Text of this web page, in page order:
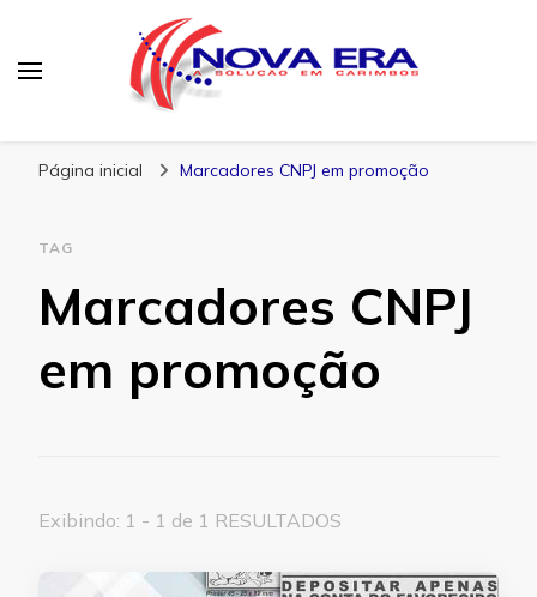
Página inicial Marcadores CNPJ em promoção
TAG
Marcadores CNPJ
em promoção
Exibindo: 1 - 1 de 1 RESULTADOS